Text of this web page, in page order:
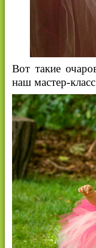
Вот такие
наш мастер-класс